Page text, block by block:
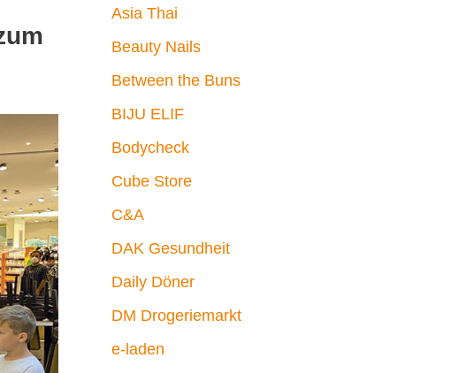
Asia Thai
Beauty Nails
Between the Buns
BIJU ELIF
Bodycheck
Cube Store
C&A
DAK Gesundheit
Daily Döner
DM Drogeriemarkt
e-laden